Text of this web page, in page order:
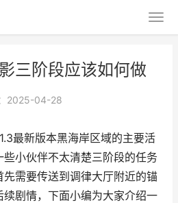
三阶段应该如何做
2025-04-28
最新版本黑海岸区域的主要活
小伙伴不太清楚三阶段的任务
需要传送到调律大厅附近的锚
剧情，下面小编为大家介绍一